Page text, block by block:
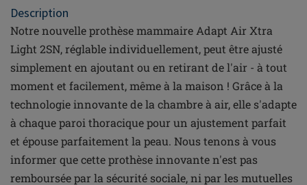
Description
Notre nouvelle prothèse mammaire Adapt Air Xtra
Light 2SN, réglable individuellement, peut être ajusté
simplement en ajoutant ou en retirant de l'air - à tout
moment et facilement, même à la maison ! Grâce à la
technologie innovante de la chambre à air, elle s'adapte
à chaque paroi thoracique pour un ajustement parfait
et épouse parfaitement la peau. Nous tenons à vous
informer que cette prothèse innovante n'est pas
remboursée par la sécurité sociale, ni par les mutuelles